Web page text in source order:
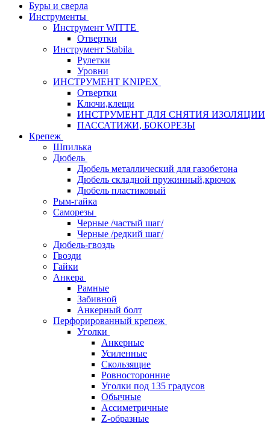
Буры и сверла
Инструменты
Инструмент WITTE
Отвертки
Инструмент Stabila
Рулетки
Уровни
ИНСТРУМЕНТ KNIPEX
Отвертки
Ключи,клещи
ИНСТРУМЕНТ ДЛЯ СНЯТИЯ ИЗОЛЯЦИИ
ПАССАТИЖИ, БОКОРЕЗЫ
Крепеж
Шпилька
Дюбель
Дюбель металлический для газобетона
Дюбель складной пружинный,крючок
Дюбель пластиковый
Рым-гайка
Саморезы
Черные /частый шаг/
Черные /редкий шаг/
Дюбель-гвоздь
Гвозди
Гайки
Анкера
Рамные
Забивной
Анкерный болт
Перфорированный крепеж
Уголки
Анкерные
Усиленные
Скользящие
Ровносторонние
Уголки под 135 градусов
Обычные
Ассиметричные
Z-образные